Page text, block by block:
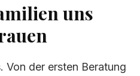
uns
Von der ersten Beratung